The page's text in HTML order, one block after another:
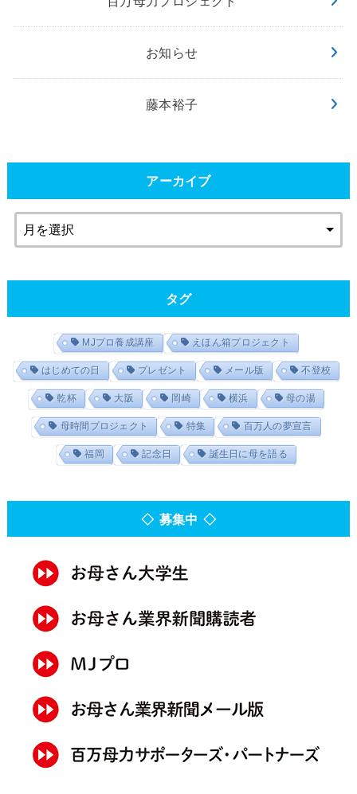
お知らせ
藤本裕子
アーカイブ
タグ
MJプロ養成講座 えほん箱プロジェクト
はじめての日 プレゼント メール版 不登校
乾杯 大阪 岡崎 横浜 母の湯
母時間プロジェクト 特集 百万人の夢宣言
福岡 記念日 誕生日に母を語る
◇ 募集中 ◇